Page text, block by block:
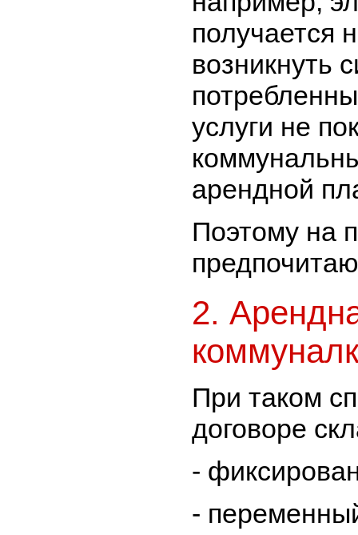
получается
возникнуть
услуги не
арендной
Поэтому на
2.
При таком
договоре
-
-